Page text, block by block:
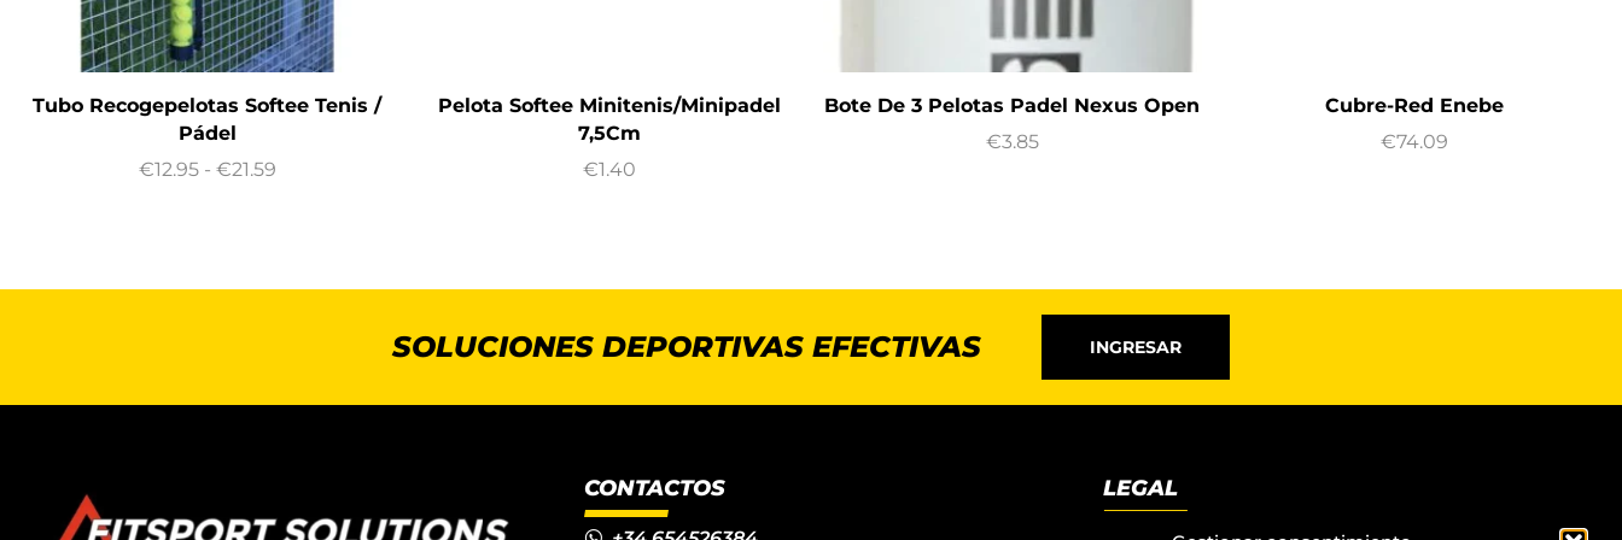
Tubo Recogepelotas Softee Tenis /
Pádel
€12.95 - €21.59
Pelota Softee Minitenis/Minipadel
7,5Cm
€1.40
Bote De 3 Pelotas Padel Nexus Open
€3.85
Cubre-Red Enebe
€74.09
SOLUCIONES DEPORTIVAS EFECTIVAS INGRESAR
CONTACTOS LEGAL